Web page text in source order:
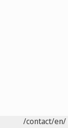
/contact/en/